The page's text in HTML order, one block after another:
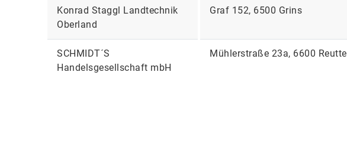
Konrad Staggl Landtechnik
Oberland
Graf 152, 6500 Grins
SCHMIDT´S
Handelsgesellschaft mbH
Mühlerstraße 23a, 6600 Reutte